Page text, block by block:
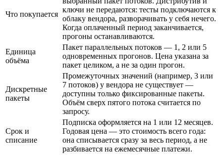
Что покупается
ключи не передаются: тесты подключаются к
облаку вендора, разворачивать у себя нечего.
Когда оплаченный период заканчивается,
прогоны останавливаются.
Единица
объёма
Пакет параллельных потоков — 1, 2 или 5
одновременных прогонов. Цена указана за
пакет целиком, а не за один прогон.
Дискретные
пакеты
Промежуточных значений (например, 3 или
7 потоков) у вендора не существует —
доступны только фиксированные пакеты.
Объём сверх пятого потока считается по
запросу.
Срок и
списание
Подписка оформляется на 1 или 12 месяцев.
Годовая цена — это стоимость всего года:
она списывается сразу за весь период, а не
разбивается на ежемесячные платежи.